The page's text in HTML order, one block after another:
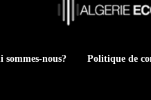
sommes-nous? Politique de